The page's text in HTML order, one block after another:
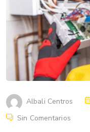
Albali Centros
Sin Comentarios